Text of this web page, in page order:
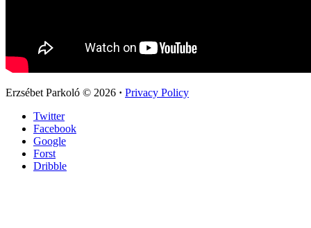
Erzsébet Parkoló © 2026 · Privacy Policy
Twitter
Facebook
Google
Forst
Dribble